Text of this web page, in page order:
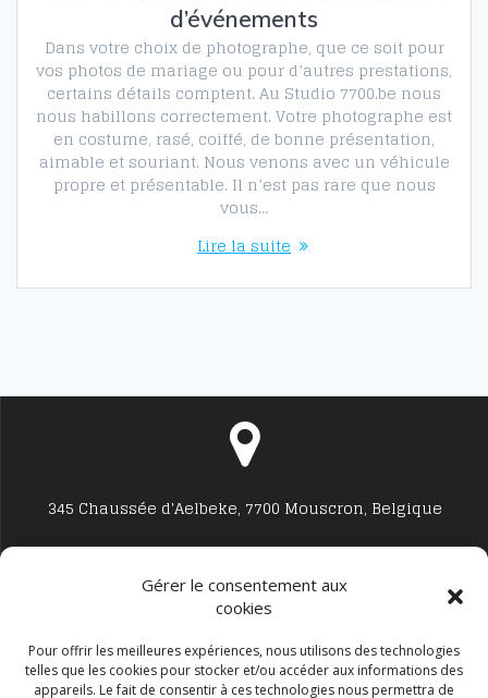
Gérer le consentement aux
cookies
Pour offrir les meilleures expériences, nous utilisons des technologies
telles que les cookies pour stocker et/ou accéder aux informations des
appareils. Le fait de consentir à ces technologies nous permettra de
d’événements
Dans votre choix de photographe, que ce soit pour
vos photos de mariage ou pour d’autres prestations,
certains détails comptent. Au Studio 7700.be nous
nous habillons correctement. Votre photographe est
en costume, rasé, coiffé, de bonne présentation,
aimable et souriant. Nous venons avec un véhicule
propre et présentable. Il n’est pas rare que nous
vous…
Lire la suite
345 Chaussée d'Aelbeke, 7700 Mouscron, Belgique
Studio7700@live.be